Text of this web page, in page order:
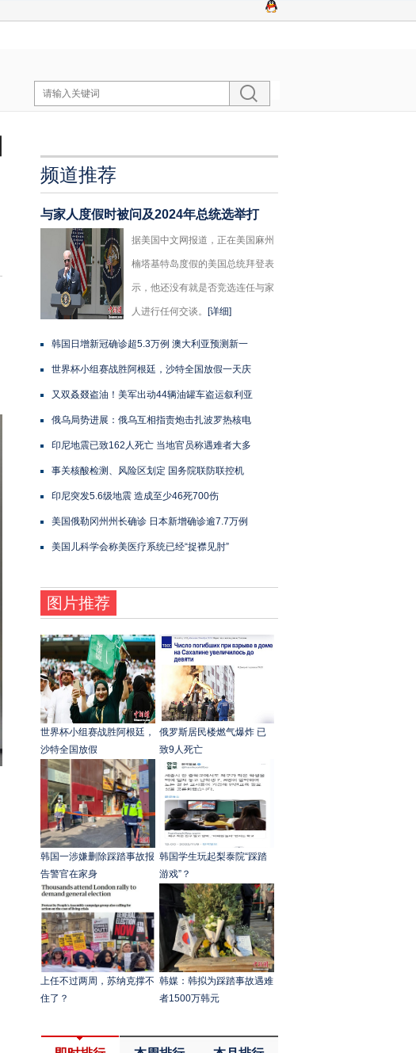
频道推荐
与家人度假时被问及2024年总统选举打
据美国中文网报道，正在美国麻州
楠塔基特岛度假的美国总统拜登表
示，他还没有就是否竞选连任与家
人进行任何交谈。 [详细]
韩国日增新冠确诊超5.3万例 澳大利亚预测新一
世界杯小组赛战胜阿根廷，沙特全国放假一天庆
又双叒叕盗油！美军出动44辆油罐车盗运叙利亚
俄乌局势进展：俄乌互相指责炮击扎波罗热核电
印尼地震已致162人死亡 当地官员称遇难者大多
事关核酸检测、风险区划定 国务院联防联控机
印尼突发5.6级地震 造成至少46死700伤
美国俄勒冈州州长确诊 日本新增确诊逾7.7万例
美国儿科学会称美医疗系统已经“捉襟见肘”
图片推荐
世界杯小组赛战胜阿根廷，
沙特全国放假
俄罗斯居民楼燃气爆炸 已
致9人死亡
韩国一涉嫌删除踩踏事故报
告警官在家身
韩国学生玩起梨泰院“踩踏
游戏”？
上任不过两周，苏纳克撑不
住了？
韩媒：韩拟为踩踏事故遇难
者1500万韩元